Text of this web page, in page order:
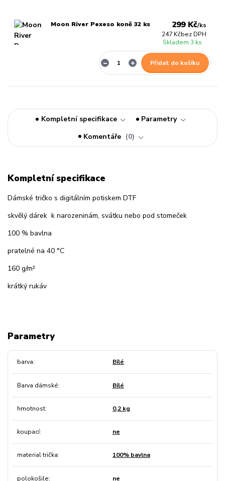
Moon River Pexeso koně 32 ks 299 Kč/ks
247 Kčbez DPH
Skladem 3 ks
Přidat do košíku
Kompletní specifikace
Parametry
Komentáře
0
Kompletní specifikace
Dámské tričko s digitálním potiskem DTF
skvělý dárek k narozeninám, svátku nebo pod stomeček
100 % bavlna
pratelné na 40 °C
160 g/m²
krátký rukáv
Parametry
barva Bílé
Barva dámské Bílé
hmotnost 0,2 kg
koupací ne
material trička 100% bavlna
polokošile ne